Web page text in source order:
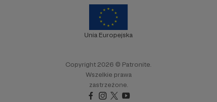
Unia Europejska
Copyright 2026 © Patronite.
Wszelkie prawa
zastrzeżone.